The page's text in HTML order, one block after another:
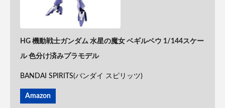
HG 機動戦士ガンダム 水星の魔女 ベギルベウ 1/144スケー
ル 色分け済みプラモデル
BANDAI SPIRITS(バンダイ スピリッツ)
Amazon